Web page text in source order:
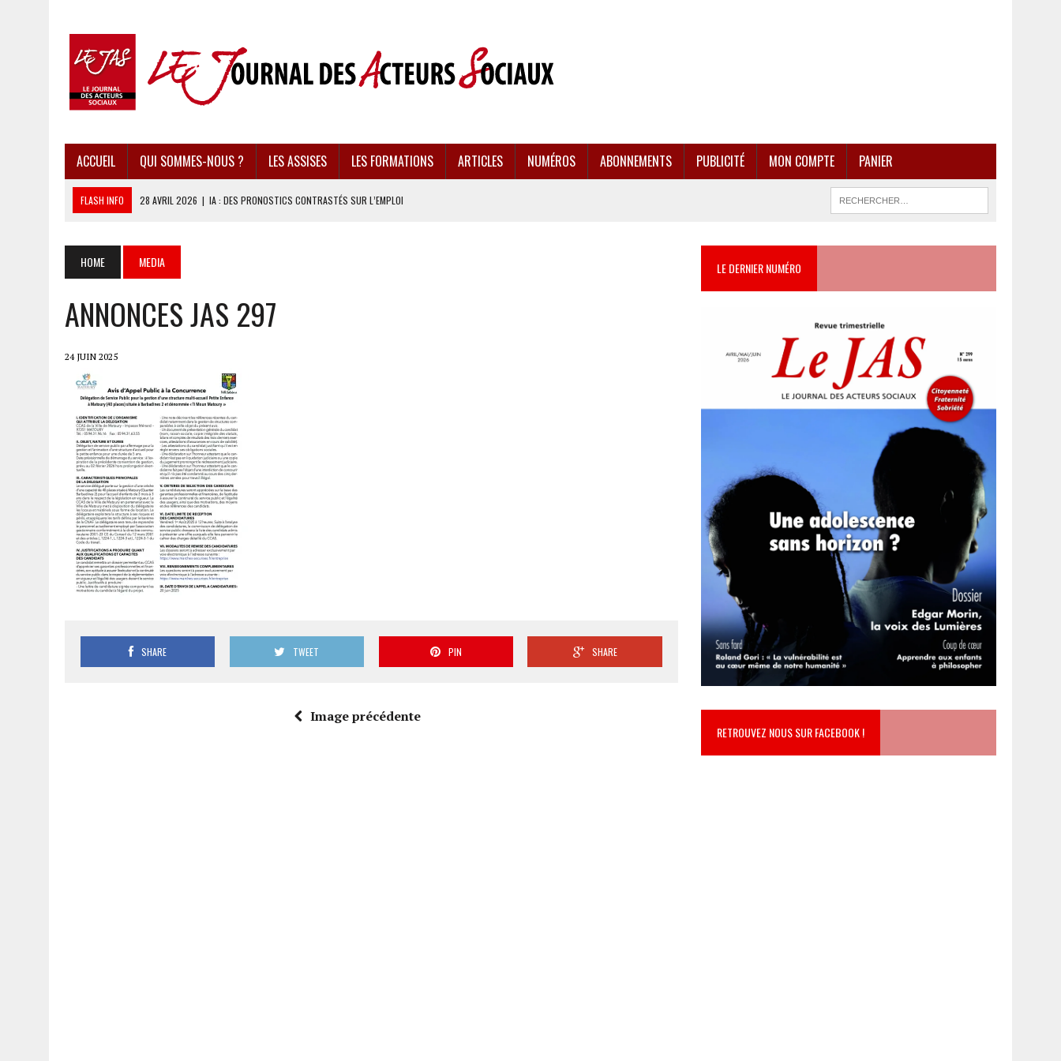
ACCUEIL QUI SOMMES-NOUS ? LES ASSISES LES FORMATIONS ARTICLES NUMÉROS ABONNEMENTS PUBLICITÉ MON COMPTE PANIER
FLASH INFO 28 AVRIL 2026 | IA : DES PRONOSTICS CONTRASTÉS SUR L’EMPLOI
28 AVRIL 2026 | PRESSE D’INFORMATION : UNE ÉCONOMIE DANGEREUSEMENT FRAGILISÉE
28 AVRIL 2026 | CARAÏBES : LES RÉCIFS CORALLIENS AU BORD DE L’EFFONDREMENT
HOME MEDIA
ANNONCES JAS 297
24 JUIN 2025
SHARE TWEET PIN SHARE
Image précédente
LE DERNIER NUMÉRO
RETROUVEZ NOUS SUR FACEBOOK !